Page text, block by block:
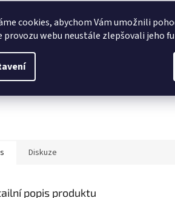
cookies, abychom Vám umožnili
provozu webu neustále zlepšovali jeho
Diskuze
popis produktu